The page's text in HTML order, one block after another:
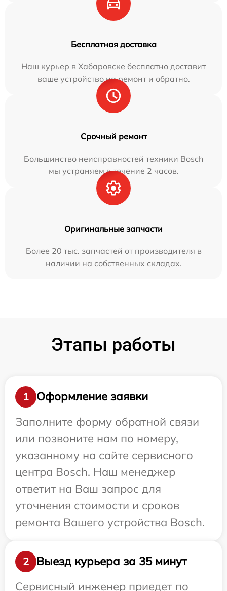
Бесплатная доставка
Наш курьер в Хабаровске бесплатно доставит
ваше устройство на ремонт и обратно.
Срочный ремонт
Большинство неисправностей техники Bosch
мы устраняем в течение 2 часов.
Оригинальные запчасти
Более 20 тыс. запчастей от производителя в
наличии на собственных складах.
Этапы работы
1
Оформление заявки
Заполните форму обратной связи
или позвоните нам по номеру,
указанному на сайте сервисного
центра Bosch. Наш менеджер
ответит на Ваш запрос для
уточнения стоимости и сроков
ремонта Вашего устройства Bosch.
2
Выезд курьера за 35 минут
Сервисный инженер приедет по